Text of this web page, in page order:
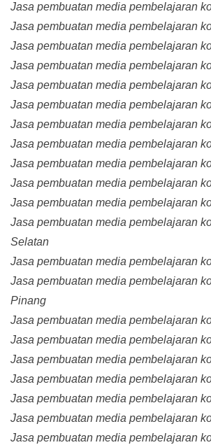
Jasa pembuatan media pembelajaran
Jasa pembuatan media pembelajaran
Jasa pembuatan media pembelajaran
Jasa pembuatan media pembelajaran
Jasa pembuatan media pembelajaran
Jasa pembuatan media pembelajaran
Jasa pembuatan media pembelajaran
Jasa pembuatan media pembelajaran
Jasa pembuatan media pembelajaran
Jasa pembuatan media pembelajaran
Jasa pembuatan media pembelajaran
Jasa pembuatan media pembelajaran
Selatan
Jasa pembuatan media pembelajaran
Jasa pembuatan media pembelajaran
Pinang
Jasa pembuatan media pembelajaran
Jasa pembuatan media pembelajaran
Jasa pembuatan media pembelajaran
Jasa pembuatan media pembelajaran
Jasa pembuatan media pembelajaran
Jasa pembuatan media pembelajaran
Jasa pembuatan media pembelajaran